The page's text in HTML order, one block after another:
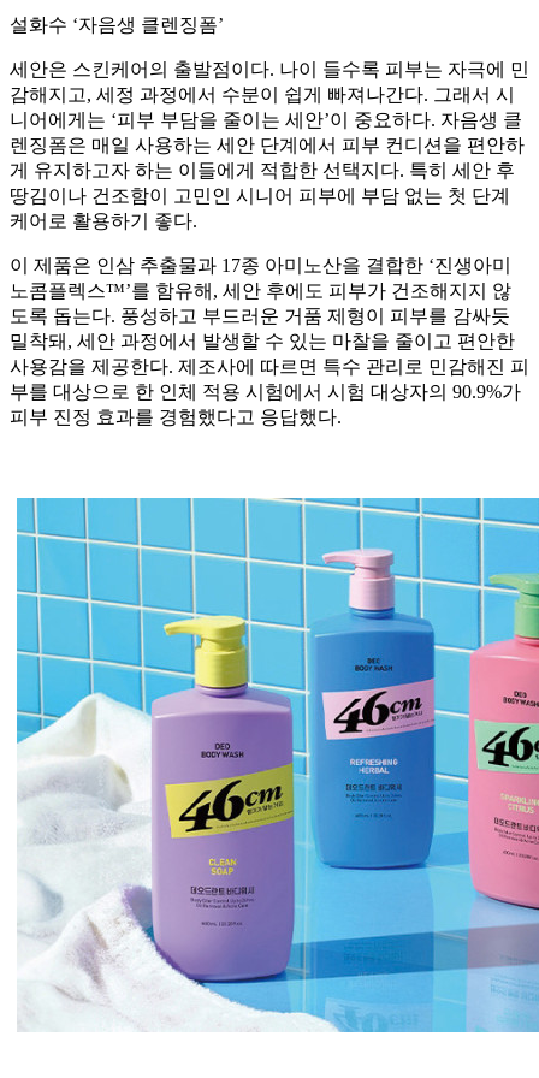
설화수 ‘자음생 클렌징폼’
세안은 스킨케어의 출발점이다. 나이 들수록 피부는 자극에 민
감해지고, 세정 과정에서 수분이 쉽게 빠져나간다. 그래서 시
니어에게는 ‘피부 부담을 줄이는 세안’이 중요하다. 자음생 클
렌징폼은 매일 사용하는 세안 단계에서 피부 컨디션을 편안하
게 유지하고자 하는 이들에게 적합한 선택지다. 특히 세안 후
땅김이나 건조함이 고민인 시니어 피부에 부담 없는 첫 단계
케어로 활용하기 좋다.
이 제품은 인삼 추출물과 17종 아미노산을 결합한 ‘진생아미
노콤플렉스™’를 함유해, 세안 후에도 피부가 건조해지지 않
도록 돕는다. 풍성하고 부드러운 거품 제형이 피부를 감싸듯
밀착돼, 세안 과정에서 발생할 수 있는 마찰을 줄이고 편안한
사용감을 제공한다. 제조사에 따르면 특수 관리로 민감해진 피
부를 대상으로 한 인체 적용 시험에서 시험 대상자의 90.9%가
피부 진정 효과를 경험했다고 응답했다.